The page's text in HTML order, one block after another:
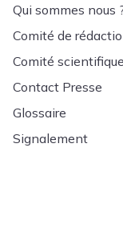
Qui sommes nous
Comité de
Comité
Contact Presse
Glossaire
Signalement